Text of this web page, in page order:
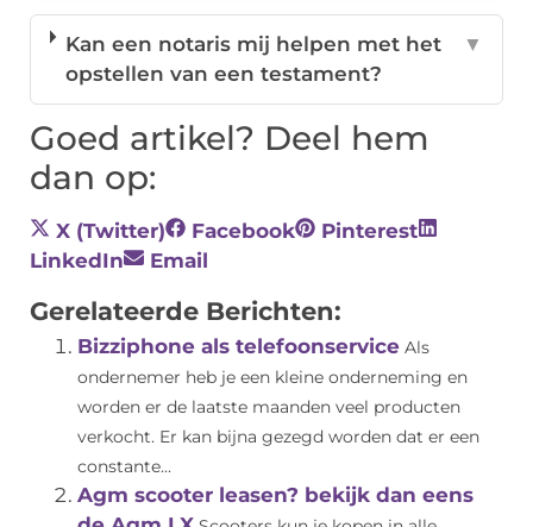
Kan een notaris mij helpen met het
opstellen van een testament?
▼
Goed artikel? Deel hem
dan op:
X (Twitter) Facebook
Pinterest
LinkedIn
Email
Gerelateerde Berichten:
Bizziphone als telefoonservice Als
ondernemer heb je een kleine onderneming en
worden er de laatste maanden veel producten
verkocht. Er kan bijna gezegd worden dat er een
constante...
Agm scooter leasen? bekijk dan eens